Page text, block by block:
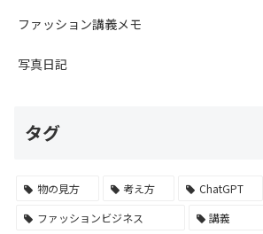
ファッション講義メモ
写真日記
タグ
物の見方 考え方 ChatGPT
ファッションビジネス
講義